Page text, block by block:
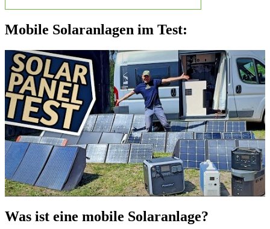
Mobile Solaranlagen im Test:
Was ist eine mobile Solaranlage?